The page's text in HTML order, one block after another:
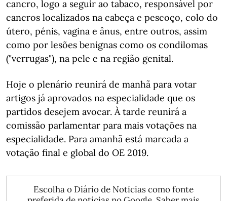
cancro, logo a seguir ao tabaco, responsável por
cancros localizados na cabeça e pescoço, colo do
útero, pénis, vagina e ânus, entre outros, assim
como por lesões benignas como os condilomas
("verrugas"), na pele e na região genital.
Hoje o plenário reunirá de manhã para votar
artigos já aprovados na especialidade que os
partidos desejem avocar. À tarde reunirá a
comissão parlamentar para mais votações na
especialidade. Para amanhã está marcada a
votação final e global do OE 2019.
Escolha o Diário de Notícias como fonte